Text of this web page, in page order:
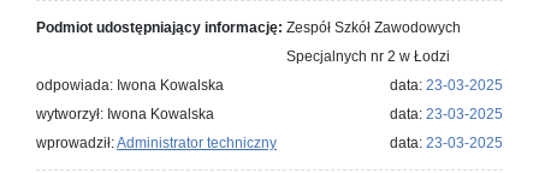
Podmiot udostępniający informację: Zespół Szkół Zawodowych
Specjalnych nr 2 w Łodzi
odpowiada: Iwona Kowalska
data: 23-03-2025
wytworzył: Iwona Kowalska
data: 23-03-2025
wprowadził:Administrator techniczny data: 23-03-2025